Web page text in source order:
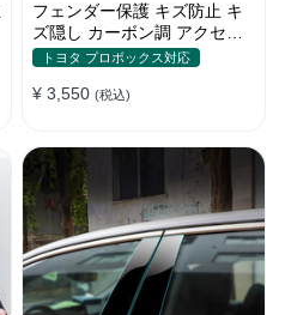
フェンダー保護 キズ防止 キ
ズ隠し カーボン調 アクセサ
リー 取付簡単 保護ステッカ
トヨタ プロボックス対応
¥ 3,550 (税込)